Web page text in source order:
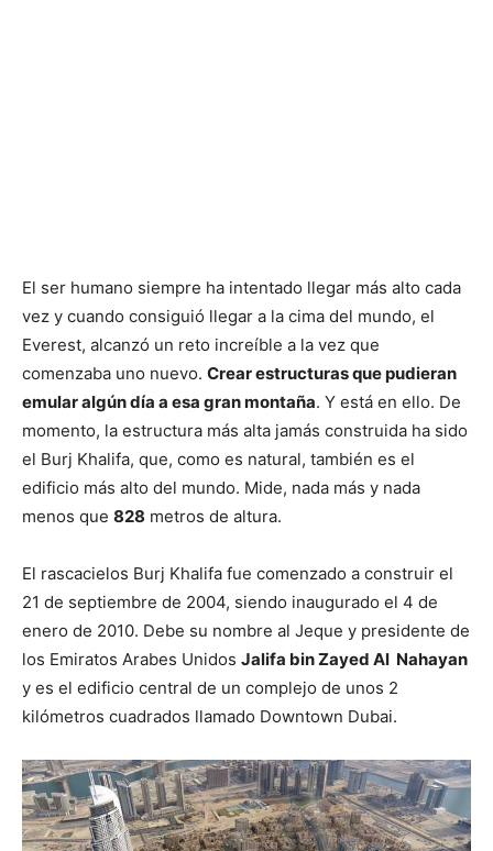
El ser humano siempre ha intentado llegar más alto cada
vez y cuando consiguió llegar a la cima del mundo, el
Everest, alcanzó un reto increíble a la vez que
comenzaba uno nuevo. Crear estructuras que pudieran
emular algún día a esa gran montaña. Y está en ello. De
momento, la estructura más alta jamás construida ha sido
el Burj Khalifa, que, como es natural, también es el
edificio más alto del mundo. Mide, nada más y nada
menos que 828 metros de altura.
El rascacielos Burj Khalifa fue comenzado a construir el
21 de septiembre de 2004, siendo inaugurado el 4 de
enero de 2010. Debe su nombre al Jeque y presidente de
los Emiratos Arabes Unidos Jalifa bin Zayed Al Nahayan
y es el edificio central de un complejo de unos 2
kilómetros cuadrados llamado Downtown Dubai.